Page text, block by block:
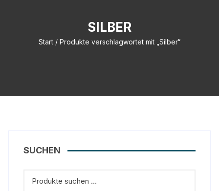
SILBER
Start/ Produkte verschlagwortet mit „Silber“
SUCHEN